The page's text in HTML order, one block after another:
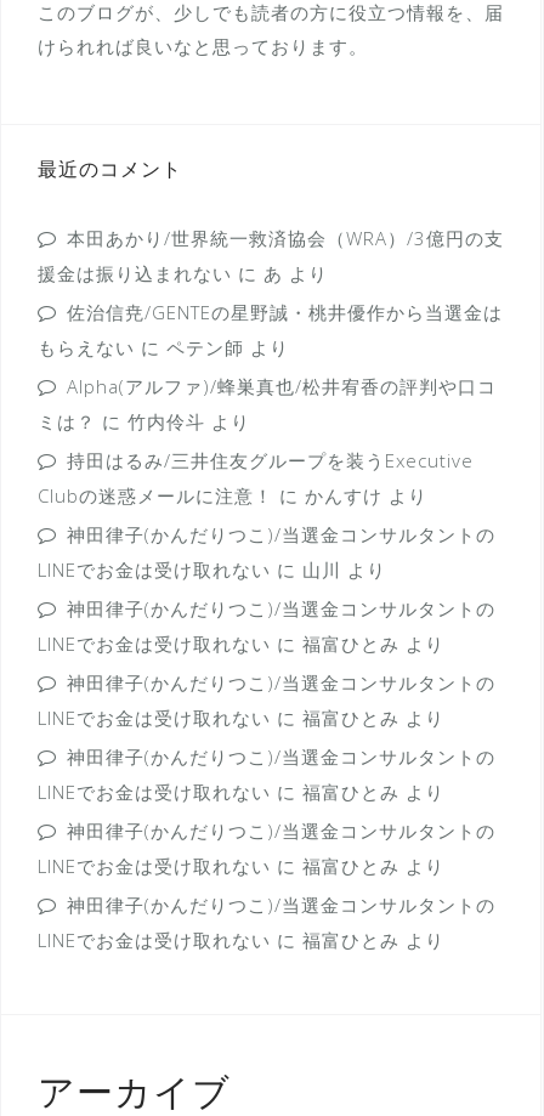
このブログが、少しでも読者の方に役立つ情報を、届
けられれば良いなと思っております。
最近のコメント
本田あかり/世界統一救済協会（WRA）/3億円の支
援金は振り込まれない に あ より
佐治信尭/GENTEの星野誠・桃井優作から当選金は
もらえない に ペテン師 より
Alpha(アルファ)/蜂巣真也/松井宥香の評判や口コ
ミは？ に 竹内伶斗 より
持田はるみ/三井住友グループを装うExecutive
Clubの迷惑メールに注意！
に かんすけ より
神田律子(かんだりつこ)/当選金コンサルタントの
LINEでお金は受け取れない に 山川 より
神田律子(かんだりつこ)/当選金コンサルタントの
LINEでお金は受け取れない に 福富ひとみ より
神田律子(かんだりつこ)/当選金コンサルタントの
LINEでお金は受け取れない に 福富ひとみ より
神田律子(かんだりつこ)/当選金コンサルタントの
LINEでお金は受け取れない に 福富ひとみ より
神田律子(かんだりつこ)/当選金コンサルタントの
LINEでお金は受け取れない に 福富ひとみ より
神田律子(かんだりつこ)/当選金コンサルタントの
LINEでお金は受け取れない に 福富ひとみ より
アーカイブ